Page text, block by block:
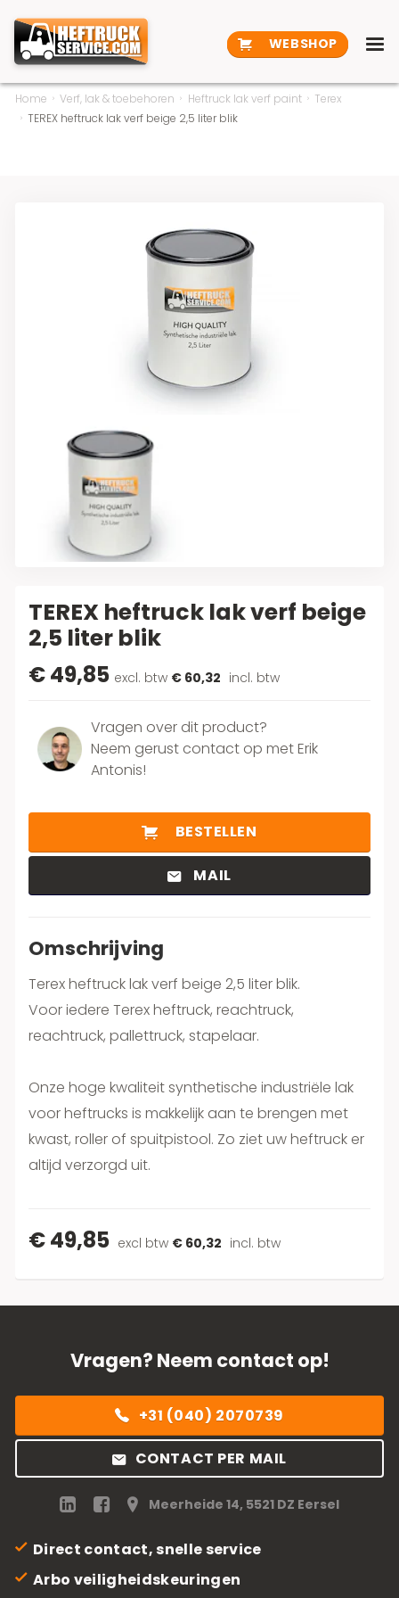
WEBSHOP
Home Verf, lak & toebehoren Heftruck lak verf paint
Terex
TEREX heftruck lak verf beige 2,5 liter blik
TEREX heftruck lak verf beige
2,5 liter blik
€ 49,85 excl. btw € 60,32 incl. btw
Vragen over dit product?
Neem gerust contact op met Erik
Antonis!
BESTELLEN
MAIL
Omschrijving
Terex heftruck lak verf beige 2,5 liter blik.
Voor iedere Terex heftruck, reachtruck,
reachtruck, pallettruck, stapelaar.
Onze hoge kwaliteit synthetische industriële lak
voor heftrucks is makkelijk aan te brengen met
kwast, roller of spuitpistool. Zo ziet uw heftruck er
altijd verzorgd uit.
€ 49,85 excl btw € 60,32 incl. btw
Vragen? Neem contact op!
+31 (040) 2070739
CONTACT PER MAIL
Meerheide 14, 5521 DZ Eersel
Direct contact, snelle service
Arbo veiligheidskeuringen